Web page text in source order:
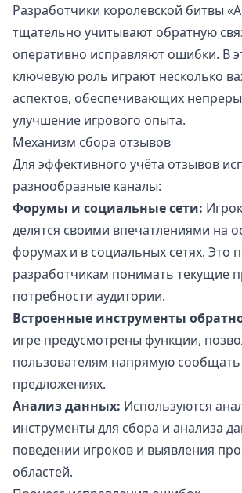
Разработчики королевской битвы
тщательно учитывают обратную
оперативно исправляют ошибки. В
ключевую роль играют несколько
аспектов, обеспечивающих
улучшение игрового опыта.
Механизм сбора отзывов
Для эффективного учёта отзывов
разнообразные каналы:
Форумы и социальные сети:
делятся своими впечатлениями на
форумах и в социальных сетях. Это
разработчикам понимать текущие
потребности аудитории.
Встроенные инструменты
игре предусмотрены функции,
пользователям напрямую
предложениях.
Анализ данных: Используются
инструменты для сбора и анализа
поведении игроков и выявления
областей.